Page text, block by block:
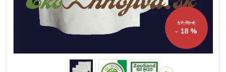
17,70 €
- 18 %